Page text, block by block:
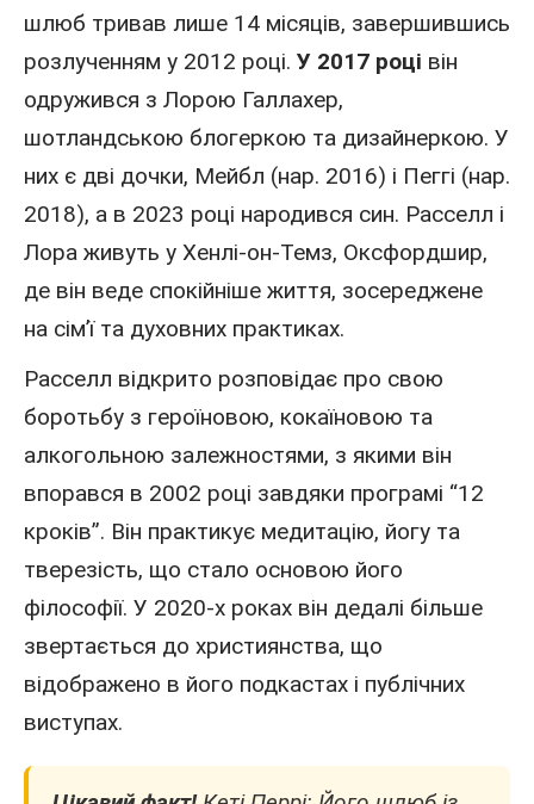
шлюб тривав лише 14 місяців, завершившись
розлученням у 2012 році. У 2017 році він
одружився з Лорою Галлахер,
шотландською блогеркою та дизайнеркою. У
них є дві дочки, Мейбл (нар. 2016) і Пеггі (нар.
2018), а в 2023 році народився син. Расселл і
Лора живуть у Хенлі-он-Темз, Оксфордшир,
де він веде спокійніше життя, зосереджене
на сім’ї та духовних практиках.
Расселл відкрито розповідає про свою
боротьбу з героїновою, кокаїновою та
алкогольною залежностями, з якими він
впорався в 2002 році завдяки програмі “12
кроків”. Він практикує медитацію, йогу та
тверезість, що стало основою його
філософії. У 2020-х роках він дедалі більше
звертається до християнства, що
відображено в його подкастах і публічних
виступах.